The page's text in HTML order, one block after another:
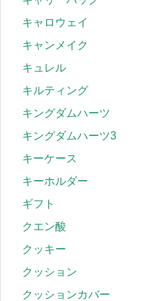
キャロウェイ
キャンメイク
キュレル
キルティング
キングダムハーツ
キングダムハーツ3
キーケース
キーホルダー
ギフト
クエン酸
クッキー
クッション
クッションカバー